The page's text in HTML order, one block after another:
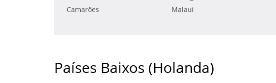
Camarões
Malauí
Países Baixos (Holanda)